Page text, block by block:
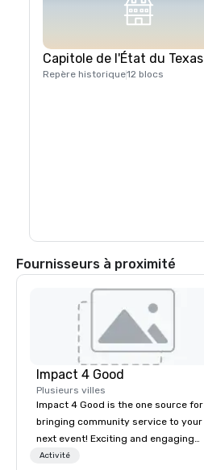
Capitole de l'État du Texas
Repère historique12 blocs
Fournisseurs à proximité
Impact 4 Good
Plusieurs villes
Impact 4 Good is the one source for
bringing community service to your
next event! Exciting and engaging
team building activities are just part
Activité